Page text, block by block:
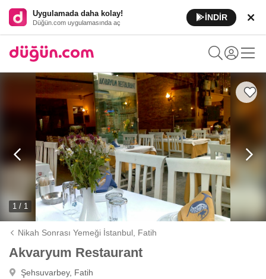
Uygulamada daha kolay!
Düğün.com uygulamasında aç
İNDİR
1 / 1
Nikah Sonrası Yemeği İstanbul, Fatih
Akvaryum Restaurant
Şehsuvarbey, Fatih